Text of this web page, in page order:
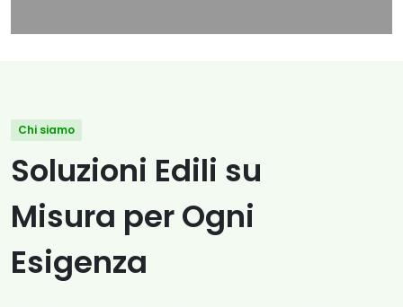
Chi siamo
Soluzioni Edili su
Misura per Ogni
Esigenza